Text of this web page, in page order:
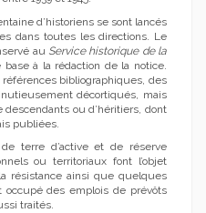
d’historiens se sont lancés
dans toutes les directions. Le
au Service historique de la
à la rédaction de la notice.
références bibliographiques, des
décortiqués, mais
ou d’héritiers, dont
publiées.
terre d’active et de réserve
ou territoriaux font l’objet
résistance ainsi que quelques
occupé des emplois de prévôts
traités.